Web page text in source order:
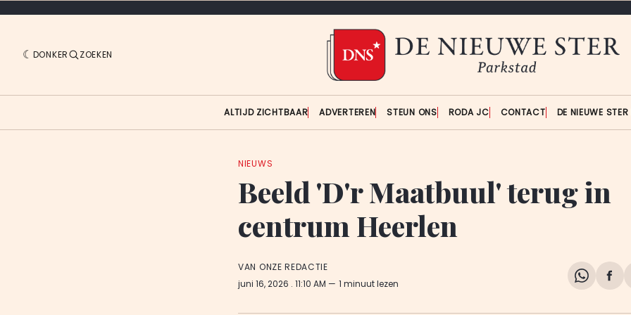
DONKER ZOEKEN
ALTIJD ZICHTBAAR ADVERTEREN STEUN ONS RODA JC CONTACT DE NIEUWE
NIEUWS
Beeld 'D'r Maatbuul' terug in
centrum Heerlen
VAN ONZE REDACTIE
juni 16, 2026 . 11:10 AM 1 minuut lezen
Share